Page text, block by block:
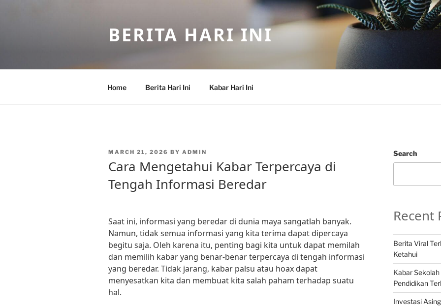
BERITA HARI INI
Home Berita Hari Ini Kabar Hari Ini
POSTED
MARCH 21, 2026 BY ADMIN
Cara Mengetahui Kabar Terpercaya di
Tengah Informasi Beredar
Saat ini, informasi yang beredar di dunia maya sangatlah banyak.
Namun, tidak semua informasi yang kita terima dapat dipercaya
begitu saja. Oleh karena itu, penting bagi kita untuk dapat memilah
dan memilih kabar yang benar-benar terpercaya di tengah informasi
yang beredar. Tidak jarang, kabar palsu atau hoax dapat
menyesatkan kita dan membuat kita salah paham terhadap suatu
hal.
Search
Recent
Berita Viral
Ketahui
Kabar
Pendidikan
Investasi